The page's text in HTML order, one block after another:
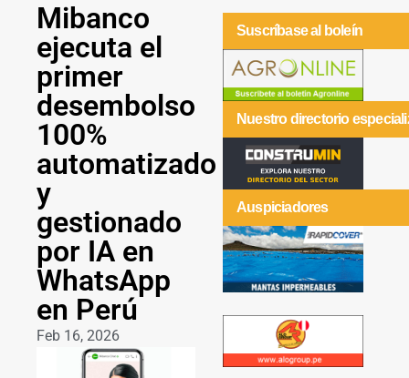
Mibanco
ejecuta el
primer
desembolso
100%
automatizado
y
gestionado
por IA en
WhatsApp
en Perú
Feb 16, 2026
Suscríbase al boleín
Nuestro directorio
Auspiciadores